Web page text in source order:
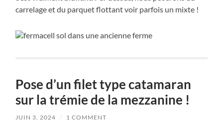
carrelage et du parquet flottant voir parfois un mixte !
Pose d’un filet type catamaran
sur la trémie de la mezzanine !
JUIN 3, 2024 / 1 COMMENT